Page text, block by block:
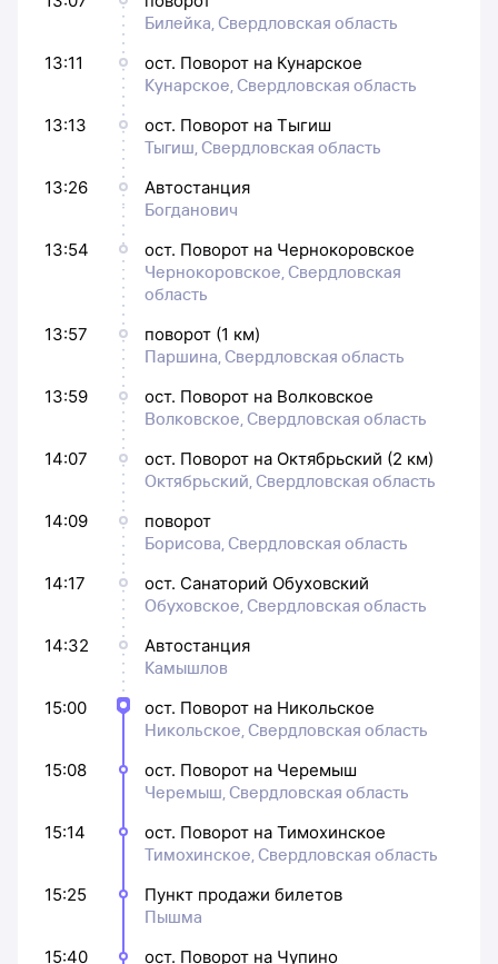
Билейка, Свердловская область
13:11
ост. Поворот на Кунарское
Кунарское, Свердловская область
13:13
ост. Поворот на Тыгиш
Тыгиш, Свердловская область
13:26
Автостанция
Богданович
13:54
ост. Поворот на Чернокоровское
Чернокоровское, Свердловская
область
13:57
поворот (1 км)
Паршина, Свердловская область
13:59
ост. Поворот на Волковское
Волковское, Свердловская область
14:07
ост. Поворот на Октябрьский (2 км)
Октябрьский, Свердловская область
14:09
поворот
Борисова, Свердловская область
14:17
ост. Санаторий Обуховский
Обуховское, Свердловская область
14:32
Автостанция
Камышлов
15:00
ост. Поворот на Никольское
Никольское, Свердловская область
15:08
ост. Поворот на Черемыш
Черемыш, Свердловская область
15:14
ост. Поворот на Тимохинское
Тимохинское, Свердловская область
15:25
Пункт продажи билетов
Пышма
15:40
ост. Поворот на Чупино